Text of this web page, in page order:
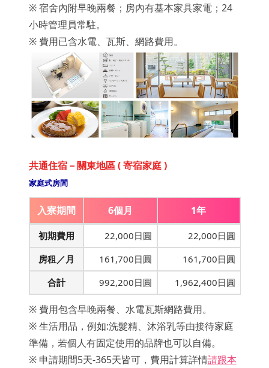
※ 宿舍內附早晚兩餐；房內有基本家具家電；24
小時管理員常駐。
※ 費用已含水電、瓦斯、網路費用。
共通住宿－關東地區 ( 寄宿家庭 )
家庭式房間
入寮期間 6個月 1年
初期費用 22,000日圓
22,000日圓
房租／月
161,700日圓
161,700日圓
合計
992,200日圓 1,962,400日圓
※ 費用包含早晚兩餐、水電瓦斯網路費用。
※ 生活用品，例如:洗髮精、沐浴乳等由接待家庭
準備，若個人有固定使用的品牌也可以自備。
※ 申請期間5天-365天皆可，費用計算詳情請跟本